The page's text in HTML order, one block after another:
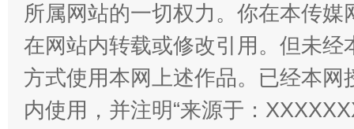
阿坝州三大球赛在茂县开幕 规模
所属网站的一切权力。你在本传
在网站内转载或修改引用。但未
方式使用本网上述作品。已经本
内使用，并注明“来源于：